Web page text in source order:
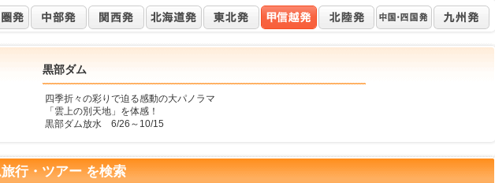
黒部ダム
四季折々の彩りで迫る感動の大パノラマ
「雲上の別天地」を体感！
黒部ダム放水 6/26～10/15
行・ツアー を検索